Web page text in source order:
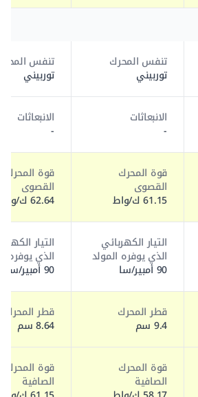
تنفس المحرك
توربيني
تنفس
توربيني
الانبعاثات
-
الانبعاثات
-
قوة المحرك
القصوى
61.15 ك/واط
قوة المحرك
القصوى
62.64 ك/واط
التيار الكهربائي
الذي يوفره المولد
90 أمبير/سا
التيار
الذي يوفره
90 أمبير/سا
قطر المحرك
9.4 سم
قطر المحرك
8.64 سم
قوة المحرك
الصافية
قوة المحرك
الصافية